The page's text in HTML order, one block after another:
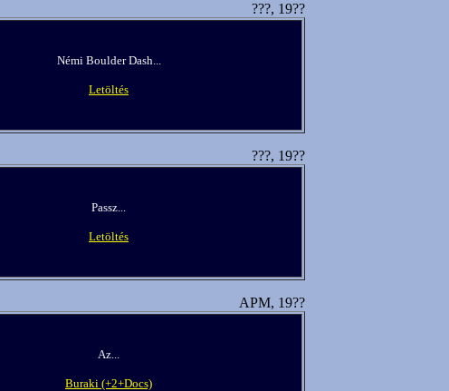
???, 19??
Némi Boulder Dash...
Letöltés
???, 19??
Passz...
Letöltés
APM, 19??
Az...
Buraki (+2+Docs)